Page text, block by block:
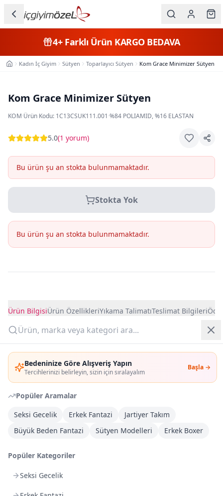
Bedeninize Göre Alışveriş Yapın
Tercihlerinizi belirleyin, sizin için sıralayalım
Başla →
Popüler Aramalar
Seksi Gecelik
Erkek Fantazi
Jartiyer Takım
Büyük Beden Fantazi
Sütyen Modelleri Erkek Boxer
Popüler Kategoriler
Seksi Gecelik
Kategorileri
Erkek
Çocuk
Fantazi
Beden
Plaj & Mayo
Yazlık Pijama
OUTLET
Giriş Yap
Üye Ol
4+Farklı Ürün KARGO BEDAVA
Ana SayfaKadın İç Giyim Sütyen Toparlayıcı Sütyen Kom Grace Minimizer Sütyen
Kom Grace Minimizer Sütyen
KOM·Ürün Kodu: 1C13CSUK111.001·%84 POLIAMID, %16 ELASTAN
5.0(1 yorum)
Bu ürün şu an stokta bulunmamaktadır.
Stokta Yok
Bu ürün şu an stokta bulunmamaktadır.
Ürün BilgisiÜrün ÖzellikleriYıkama TalimatıTeslimat Bilgileri
Göğsü küçük gösteren sütyen
Kumaş Bilgisi
%84 POLIAMID, %16 ELASTAN
Detaylı bilgi için tıklayın